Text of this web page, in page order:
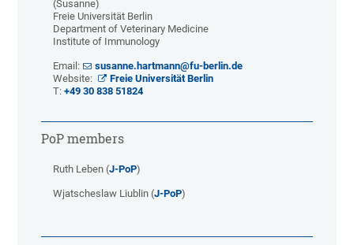
(Susanne)
Freie Universität Berlin
Department of Veterinary Medicine
Institute of Immunology
Email:
susanne.hartmann@fu-berlin.de
Website:
Freie Universität Berlin
T:+49 30 838 51824
PoP members
Ruth Leben (J-PoP)
Wjatscheslaw Liublin (J-PoP)